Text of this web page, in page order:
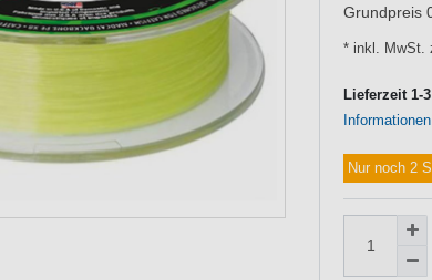
Grundpreis
* inkl. MwSt.
Lieferzeit 1-
Nur noch 2